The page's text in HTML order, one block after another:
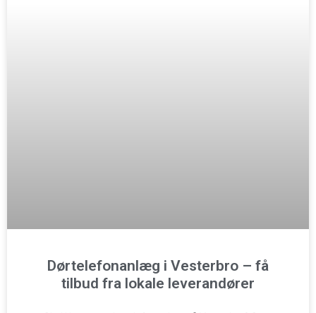
Dørtelefonanlæg i Vesterbro – få
tilbud fra lokale leverandører